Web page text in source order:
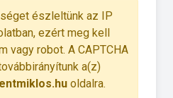
észleltünk az IP
ezért meg kell
vagy robot. A CAPTCHA
a(z)
oldalra.